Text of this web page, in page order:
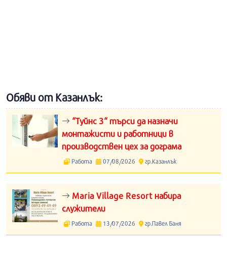
Обяви от Казанлък:
“Туйнс 3“ търси да назначи
монтажисти и работници в
производствен цех за дограма
Работа 07/08/2026 гр.Казанлък
Maria Village Resort набира
служители
Работа 13/07/2026 гр.Павел Баня